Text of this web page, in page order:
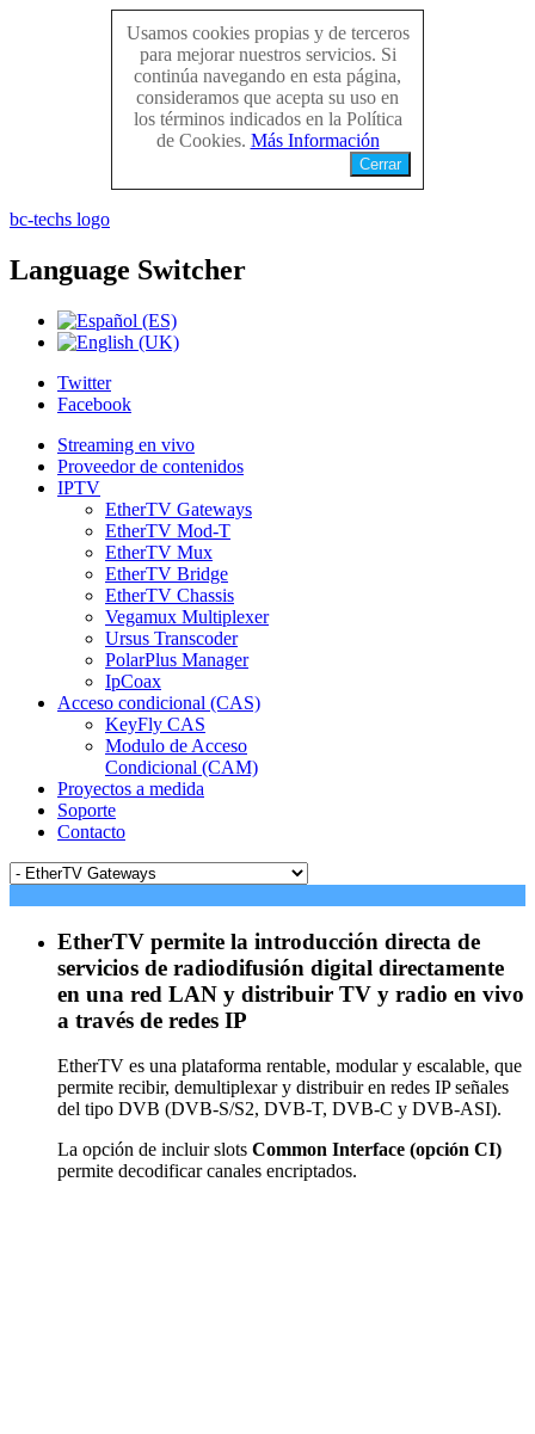
Usamos cookies propias y de terceros
para mejorar nuestros servicios. Si
continúa navegando en esta página,
consideramos que acepta su uso en
los términos indicados en la Política
de Cookies. Más Información
Cerrar
bc-techs logo
Language Switcher
Twitter
Facebook
Streaming en vivo
Proveedor de contenidos
IPTV
EtherTV Gateways
EtherTV Mod-T
EtherTV Mux
EtherTV Bridge
EtherTV Chassis
Vegamux Multiplexer
Ursus Transcoder
PolarPlus Manager
IpCoax
Acceso condicional (CAS)
KeyFly CAS
Modulo de Acceso
Condicional (CAM)
Proyectos a medida
Soporte
Contacto
EtherTV permite la introducción directa de
servicios de radiodifusión digital directamente
en una red LAN y distribuir TV y radio en vivo
a través de redes IP
EtherTV es una plataforma rentable, modular y escalable, que
permite recibir, demultiplexar y distribuir en redes IP señales
del tipo DVB (DVB-S/S2, DVB-T, DVB-C y DVB-ASI).
La opción de incluir slots Common Interface (opción CI)
permite decodificar canales encriptados.